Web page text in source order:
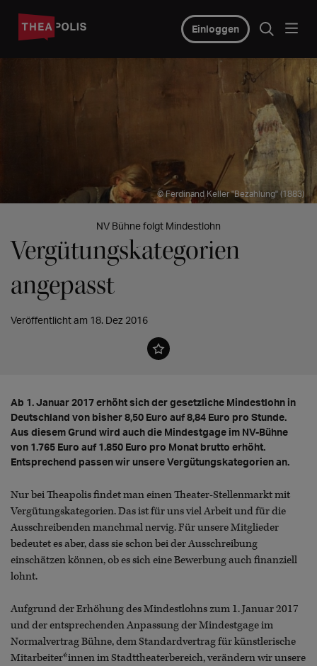
Einloggen
© Ferdinand Keller "Bezahlung" (1883)
NV Bühne folgt Mindestlohn
Vergütungskategorien
angepasst
Veröffentlicht am 18. Dez 2016
Ab 1. Januar 2017 erhöht sich der gesetzliche Mindestlohn in
Deutschland von bisher 8,50 Euro auf 8,84 Euro pro Stunde.
Aus diesem Grund wird auch die Mindestgage im NV-Bühne
von 1.765 Euro auf 1.850 Euro pro Monat brutto erhöht.
Entsprechend passen wir unsere Vergütungskategorien an.
Nur bei Theapolis findet man einen Theater-Stellenmarkt mit
Vergütungskategorien. Das ist für uns viel Arbeit und für die
Ausschreibenden manchmal nervig. Für unsere Mitglieder
bedeutet es aber, dass sie schon bei der Ausschreibung
einschätzen können, ob es sich eine Bewerbung auch finanziell
lohnt.
Aufgrund der Erhöhung des Mindestlohns zum 1. Januar 2017
und der entsprechenden Anpassung der Mindestgage im
Normalvertrag Bühne, dem Standardvertrag für künstlerische
Mitarbeiter*innen im Stadttheaterbereich, verändern wir unsere